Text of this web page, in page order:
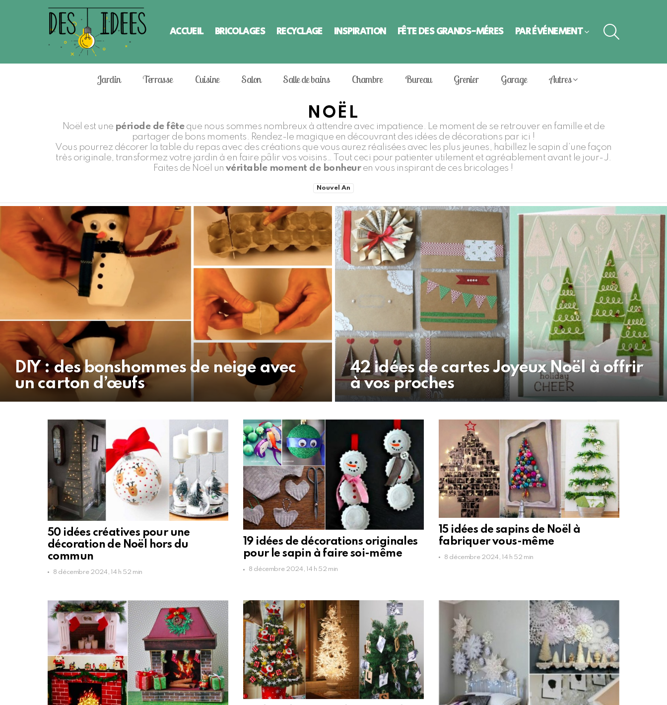
ACCUEIL BRICOLAGES RECYCLAGE INSPIRATION FÊTE DES GRANDS-MÈRES PAR ÉVÈNEMENT
Jardin Terrasse Cuisine Salon Salle de bains Chambre Bureau Grenier Garage Autres
NOËL
Noël est une période de fêteque nous sommes nombreux à attendre avec impatience. Le moment de se retrouver en famille et de
partager de bons moments. Rendez-le magique en découvrant des idées de décorations par ici !
Vous pourrez décorer la table du repas avec des créations que vous aurez réalisées avec les plus jeunes, habillez le sapin d’une façon
très originale, transformez votre jardin à en faire pâlir vos voisins… Tout ceci pour patienter utilement et agréablement avant le jour-J.
Faites de Noël un véritable moment de bonheuren vous inspirant de ces bricolages !
Nouvel An
LATEST
STORIES
DIY : des bonshommes de neige avec
un carton d’œufs
42 idées de cartes Joyeux Noël à offrir
à vos proches
MORE
STORIES
50 idées créatives pour une
décoration de Noël hors du
commun
8 décembre 2024, 14 h 52 min
19 idées de décorations originales
pour le sapin à faire soi-même
8 décembre 2024, 14 h 52 min
15 idées de sapins de Noël à
fabriquer vous-même
8 décembre 2024, 14 h 52 min